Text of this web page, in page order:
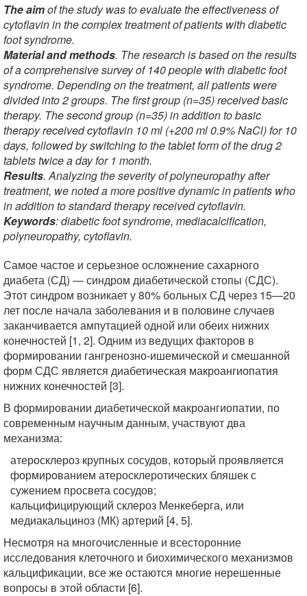
The aimof the study was to evaluate the effectiveness of
cytoflavin in the complex treatment of patients with diabetic
foot syndrome.
Material and methods. The research is based on the results
of a comprehensive survey of 140 people with diabetic foot
syndrome. Depending on the treatment, all patients were
divided into 2 groups. The first group (n=35) received basic
therapy. The second group (n=35) in addition to basic
therapy received cytoflavin 10 ml (+200 ml 0.9% NaCl) for 10
days, followed by switching to the tablet form of the drug 2
tablets twice a day for 1 month.
Results. Analyzing the severity of polyneuropathy after
treatment, we noted a more positive dynamic in patients who
in addition to standard therapy received cytoflavin.
Keywords: diabetic foot syndrome, mediacalcification,
polyneuropathy, cytoflavin.
Самое частое и серьезное осложнение сахарного
диабета (СД) — синдром диабетической стопы (СДС).
Этот синдром возникает у 80% больных СД через 15—20
лет после начала заболевания и в половине случаев
заканчивается ампутацией одной или обеих нижних
конечностей [1, 2]. Одним из ведущих факторов в
формировании гангренозно-ишемической и смешанной
форм СДС является диабетическая макроангиопатия
нижних конечностей [3].
В формировании диабетической макроангиопатии, по
современным научным данным, участвуют два
механизма:
атеросклероз крупных сосудов, который проявляется
формированием атеросклеротических бляшек с
сужением просвета сосудов;
кальцифицирующий склероз Менкеберга, или
медиакальциноз (МК) артерий [4, 5].
Несмотря на многочисленные и всесторонние
исследования клеточного и биохимического механизмов
кальцификации, все же остаются многие нерешенные
вопросы в этой области [6].